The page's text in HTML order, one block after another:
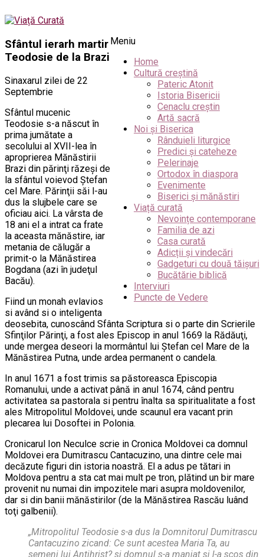
Meniu
Home
Cultură creștină
Pateric Atonit
Istoria Bisericii
Cenaclu creștin
Artă sacră
Noi și Biserica
Rânduieli liturgice
Predici și cateheze
Pelerinaje
Ortodox în diaspora
Evenimente
Biserici și mănăstiri
Viață curată
Nevoințe contemporane
Familia de azi
Casa curată
Adicții și vindecări
Gadgeturi cu două tăișuri
Bucătărie biblică
Interviuri
Puncte de Vedere
Sfântul ierarh martir
Teodosie de la Brazi
Sinaxarul zilei de 22
Septembrie
Sfântul mucenic
Teodosie s-a născut în
prima jumătate a
secolului al XVII-lea în
aproprierea Mănăstirii
Brazi din părinţi răzeşi de
la sfântul voievod Ştefan
cel Mare. Părinţii săi l-au
dus la slujbele care se
oficiau aici. La vârsta de
18 ani el a intrat ca frate
la aceasta mănăstire, iar
metania de călugăr a
primit-o la Mănăstirea
Bogdana (azi în judeţul
Bacău).
Fiind un monah evlavios
si având si o inteligenta
deosebita, cunoscând Sfânta Scriptura si o parte din Scrierile
Sfinţilor Părinţi, a fost ales Episcop in anul 1669 la Rădăuţi,
unde mergea deseori la mormântul lui Ştefan cel Mare de la
Mănăstirea Putna, unde ardea permanent o candela.
In anul 1671 a fost trimis sa păstoreasca Episcopia
Romanului, unde a activat până in anul 1674, când pentru
activitatea sa pastorala si pentru înalta sa spiritualitate a fost
ales Mitropolitul Moldovei, unde scaunul era vacant prin
plecarea lui Dosoftei in Polonia.
Cronicarul Ion Neculce scrie in Cronica Moldovei ca domnul
Moldovei era Dumitrascu Cantacuzino, una dintre cele mai
decăzute figuri din istoria noastră. El a adus pe tătari in
Moldova pentru a sta cat mai mult pe tron, plătind un bir mare
provenit nu numai din impozitele mari asupra moldovenilor,
dar si din banii mănăstirilor (de la Mănăstirea Rascău luând
toţi galbenii).
„Mitropolitul Teodosie s-a dus la Domnitorul Dumitrascu
Cantacuzino zicand: Ce sunt acestea Maria Ta, au
semeni lui Antihrist? si domnul s-a maniat si l-a scos din